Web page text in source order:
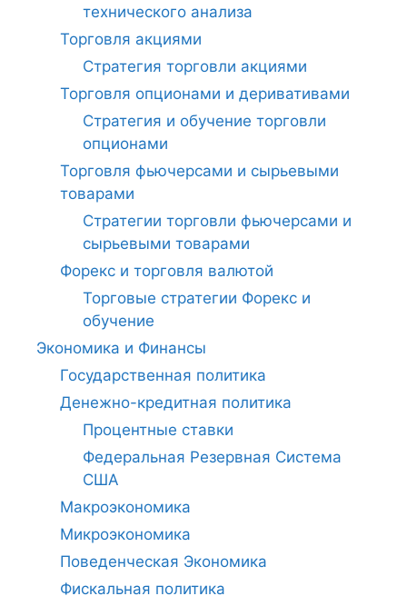
технического анализа
Торговля акциями
Стратегия торговли акциями
Торговля опционами и деривативами
Стратегия и обучение торговли
опционами
Торговля фьючерсами и сырьевыми
товарами
Стратегии торговли фьючерсами и
сырьевыми товарами
Форекс и торговля валютой
Торговые стратегии Форекс и
обучение
Экономика и Финансы
Государственная политика
Денежно-кредитная политика
Процентные ставки
Федеральная Резервная Система
США
Макроэкономика
Микроэкономика
Поведенческая Экономика
Фискальная политика